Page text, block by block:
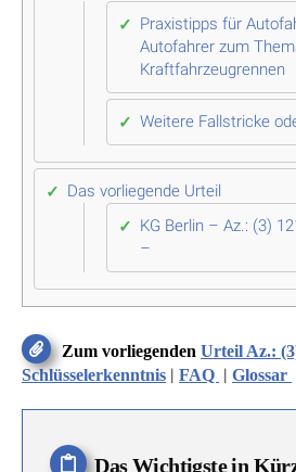
Praxistipps für
Autofahrer zum
Kraftfahrzeugrennen
Weitere Fallstricke
Das vorliegende Urteil
KG Berlin – Az.: (3)
–
Zum vorliegendenUrteil Az.:
Schlüsselerkenntnis | FAQ | Glossar
Das Wichtigste in